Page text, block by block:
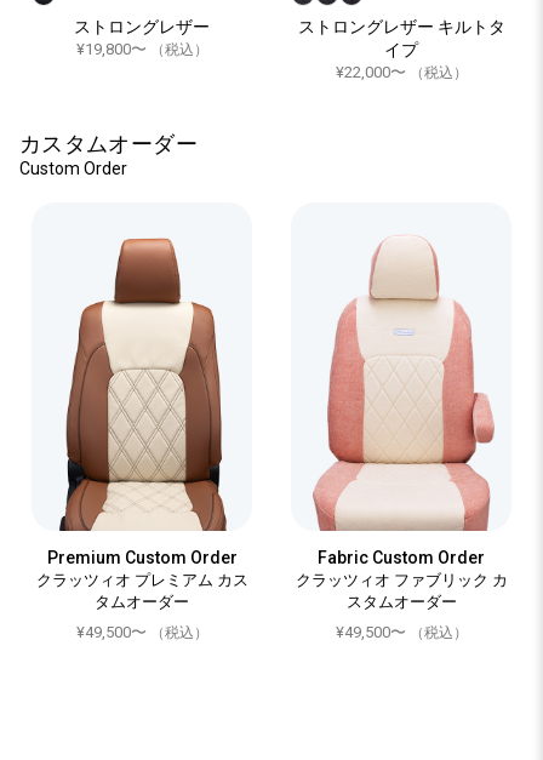
ストロングレザー
¥19,800〜 （税込）
ストロングレザー キルトタ
イプ
¥22,000〜 （税込）
カスタムオーダー
Custom Order
Premium Custom Order
クラッツィオ プレミアム カス
タムオーダー
¥49,500〜
（税込）
Fabric Custom Order
クラッツィオ ファブリック カ
スタムオーダー
¥49,500〜
（税込）